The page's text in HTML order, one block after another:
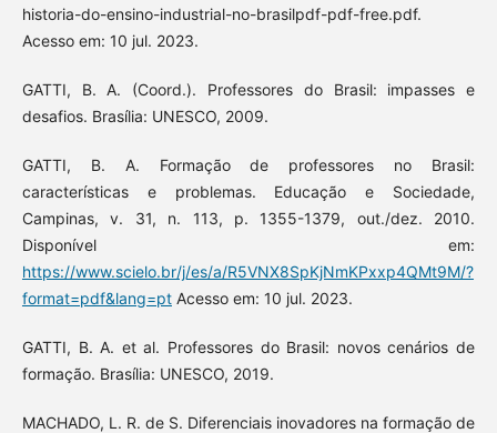
historia-do-ensino-industrial-no-brasilpdf-pdf-free.pdf.
Acesso em: 10 jul. 2023.
GATTI, B. A. (Coord.). Professores do Brasil: impasses e
desafios. Brasília: UNESCO, 2009.
GATTI, B. A. Formação de professores no Brasil:
características e problemas. Educação e Sociedade,
Campinas, v. 31, n. 113, p. 1355-1379, out./dez. 2010.
Disponível em:
https://www.scielo.br/j/es/a/R5VNX8SpKjNmKPxxp4QMt9M/?
format=pdf&lang=ptAcesso em: 10 jul. 2023.
GATTI, B. A. et al. Professores do Brasil: novos cenários de
formação. Brasília: UNESCO, 2019.
MACHADO, L. R. de S. Diferenciais inovadores na formação de